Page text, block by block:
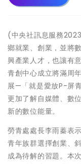
(中央社訊息服務
鄉就業、創業，並將
興產業人才，也讓有
青創中心成立將滿周
展—「就是愛放P-屏
更加了解自媒體、數
新的數位能量。
勞青處處長李雨蓁表
青年族群選擇創業、
成為待解的習題。本